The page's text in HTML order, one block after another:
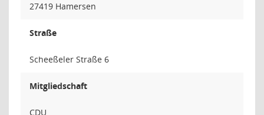
27419 Hamersen
Straße
Scheeßeler Straße 6
Mitgliedschaft
CDU